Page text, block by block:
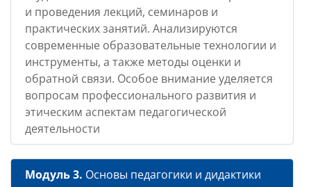
и проведения лекций, семинаров и
практических занятий. Анализируются
современные образовательные технологии и
инструменты, а также методы оценки и
обратной связи. Особое внимание уделяется
вопросам профессионального развития и
этическим аспектам педагогической
деятельности
Модуль 3. Основы педагогики и дидактики